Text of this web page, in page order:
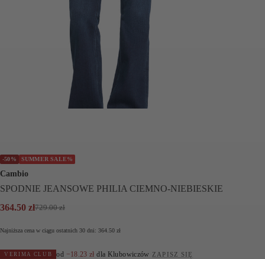
-50% SUMMER SALE%
Cambio
SPODNIE JEANSOWE PHILIA CIEMNO-NIEBIESKIE
729.00zł
Pierwotna
wynosiła:
364.50 zł
Aktualna
wynosi:
Najniższa cena w ciągu ostatnich 30 dni: 364.50 zł
VERIMA CLUB od −18.23zł dla Klubowiczów ·ZAPISZ SIĘ